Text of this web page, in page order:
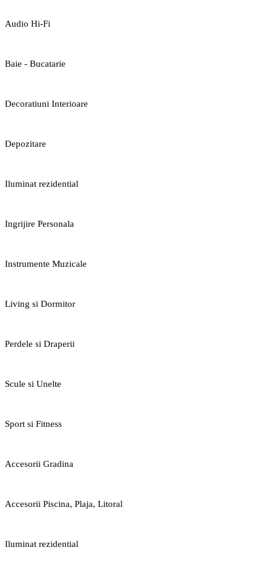
Audio Hi-Fi
Baie - Bucatarie
Decoratiuni Interioare
Depozitare
Iluminat rezidential
Ingrijire Personala
Instrumente Muzicale
Living si Dormitor
Perdele si Draperii
Scule si Unelte
Sport si Fitness
Accesorii Gradina
Accesorii Piscina, Plaja, Litoral
Iluminat rezidential